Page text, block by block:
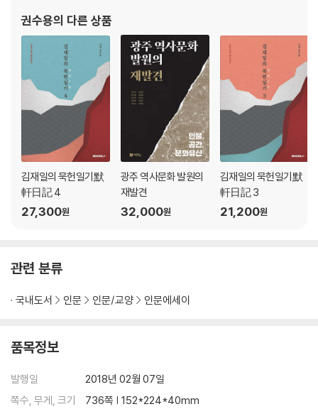
흥양(興陽) 484
제주(濟州)
제주(濟州) 500
대정(大靜) 538
정의(旌義) 550
기타
돌산(突山) 566
완도(莞島) 567
지도(智島) 569
부록1. 수군진영(水軍鎭營)
섬진진(蟾津鎭) 617
부록2. 전라도관찰사(全羅道觀察使) 620
색인
남윤씨 문중 문헌록
권수용의 다른 상품
김재일의 묵헌일기默
軒日記 4
27,300원
광주 역사문화 발원의
재발견
32,000원
김재일의 묵헌일기默
軒日記 3
21,200원
관련 분류
국내도서 인문 인문/교양 인문에세이
품목정보
발행일
2018년 02월 07일
쪽수, 무게, 크기
736쪽 | 152*224*40mm